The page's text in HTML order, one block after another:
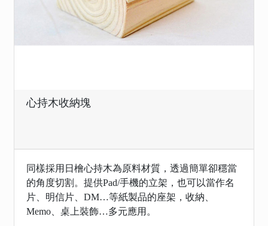
心持木收納塊
同樣採用日檜心持木為原料材質，透過簡單卻穩當
的角度切割。提供Pad/手機的立架，也可以當作名
片、明信片、DM…等紙製品的座架，收納、
Memo、桌上裝飾…多元應用。